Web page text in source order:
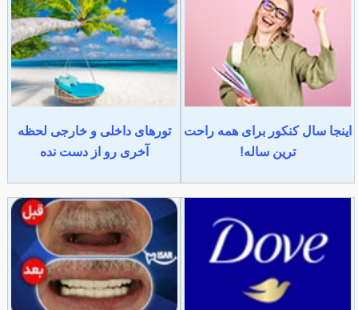
اینجا سال کنکور برای همه راحت
ترین ساله!
تورهای داخلی و خارجی لحظه
آخری رو از دست نده